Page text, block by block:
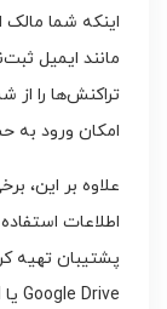
اینکه شما
مانند ایمیل
تراکنش‌ها را از
امکان ورود به
علاوه بر این،
اطلاعات
پشتیبان تهیه